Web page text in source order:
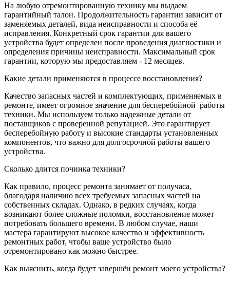
На любую отремонтированную технику мы выдаем
гарантийный талон. Продолжительность гарантии зависит от
заменяемых деталей, вида неисправности и способа её
исправления. Конкретный срок гарантии для вашего
устройства будет определен после проведения диагностики и
определения причины неисправности. Максимальный срок
гарантии, которую мы предоставляем - 12 месяцев.
Какие детали применяются в процессе восстановления?
Качество запасных частей и комплектующих, применяемых в
ремонте, имеет огромное значение для бесперебойной работы
техники. Мы используем только надежные детали от
поставщиков с проверенной репутацией. Это гарантирует
бесперебойную работу и высокие стандарты установленных
компонентов, что важно для долгосрочной работы вашего
устройства.
Сколько длится починка техники?
Как правило, процесс ремонта занимает от получаса,
благодаря наличию всех требуемых запасных частей на
собственных складах. Однако, в редких случаях, когда
возникают более сложные поломки, восстановление может
потребовать большего времени. В любом случае, наши
мастера гарантируют высокое качество и эффективность
ремонтных работ, чтобы ваше устройство было
отремонтировано как можно быстрее.
Как выяснить, когда будет завершён ремонт моего устройства?